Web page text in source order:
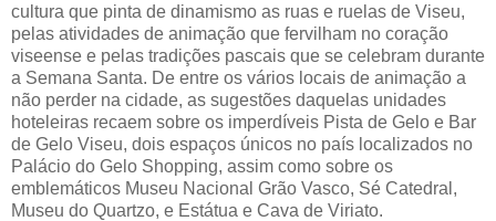
cultura que pinta de dinamismo as ruas e ruelas de Viseu,
pelas atividades de animação que fervilham no coração
viseense e pelas tradições pascais que se celebram durante
a Semana Santa. De entre os vários locais de animação a
não perder na cidade, as sugestões daquelas unidades
hoteleiras recaem sobre os imperdíveis Pista de Gelo e Bar
de Gelo Viseu, dois espaços únicos no país localizados no
Palácio do Gelo Shopping, assim como sobre os
emblemáticos Museu Nacional Grão Vasco, Sé Catedral,
Museu do Quartzo, e Estátua e Cava de Viriato.